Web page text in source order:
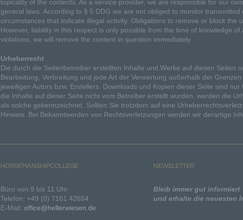
topicality of the contents. As a service provider, we are responsible for our
general laws. According to § 5 DDG we are not obliged to monitor
circumstances that indicate illegal activity. Obligations to remove or block the
However, liability in this respect is only possible from the time of knowledge
violations, we will remove the content in question immediately.
Urheberrecht
Die durch die Seitenbetreiber erstellten Inhalte und Werke auf diesen Seiten
Bearbeitung, Verbreitung und jede Art der Verwertung außerhalb der
jeweiligen Autors bzw. Erstellers. Downloads und Kopien dieser Seite sind
die Inhalte auf dieser Seite nicht vom Betreiber erstellt wurden, werden die
als solche gekennzeichnet. Sollten Sie trotzdem auf eine
Hinweis. Bei Bekanntwerden von Rechtsverletzungen werden wir derartige
HORSEMANSHIPCOLLEGE
Büro von 9 bis 11 Uhr
Telefon: +49 (0) 7161 42654
E-Mail: office@hellerwiesen.de
NEWSLETTER
Bleib immer gut informiert
und erhalte die neuesten
das Ordnen, die Speicherung, die Anpassung oder
Auslesen, das Abfragen, die Verwendung, die
Übermittlung, Verbreitung oder eine andere Form der
Abgleich oder die Verknüpfung, die Einschränkung, das
Vernichtung.
Einschränkung der Verarbeitung ist die Markierung
personenbezogener Daten mit dem Ziel, ihre künftige
einzuschränken.
werden, um bestimmte persönliche Aspekte, die sich auf
Interessen, Zuverlässigkeit, Verhalten, Aufenthaltsort oder
dieser natürlichen Person zu analysieren oder